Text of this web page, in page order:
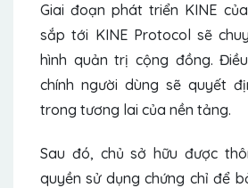
Giai đoạn phát triển KINE
sắp tới KINE Protocol sẽ
hình quản trị cộng đồng.
chính người dùng sẽ quyết
trong tương lai của nền tảng.
Sau đó, chủ sở hữu được
quyền sử dụng chứng chỉ để